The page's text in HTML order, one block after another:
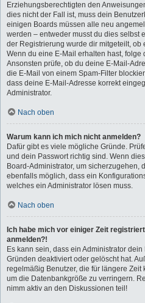
Erziehungsberechtigten den
dies nicht der Fall ist, muss dein
einigen Boards müssen alle neu
werden – entweder musst du dies selbst
der Registrierung wurde dir mitgeteilt, ob
Wenn du eine E-Mail erhalten hast,
Ansonsten prüfe, ob du deine E-Mail-
die E-Mail von einem Spam-Filter
dass deine E-Mail-Adresse korrekt
Administrator.
Nach oben
Warum kann ich mich nicht anmelden?
Dafür gibt es viele mögliche Gründe.
und dein Passwort richtig sind. Wenn
Board-Administrator, um sicherzugehen,
ebenfalls möglich, dass ein
welches ein Administrator lösen muss.
Nach oben
Ich habe mich vor einiger Zeit
anmelden?!
Es kann sein, dass ein Administrator
Gründen deaktiviert oder gelöscht hat.
regelmäßig Benutzer, die für längere
um die Datenbankgröße zu verringern.
nimm aktiv an den Diskussionen teil!